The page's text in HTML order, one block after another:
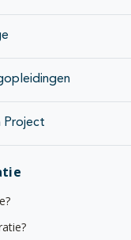
Project